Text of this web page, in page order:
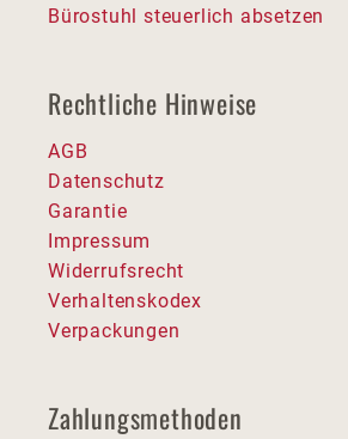
Bürostuhl steuerlich absetzen
Rechtliche Hinweise
AGB
Datenschutz
Garantie
Impressum
Widerrufsrecht
Verhaltenskodex
Verpackungen
Zahlungsmethoden